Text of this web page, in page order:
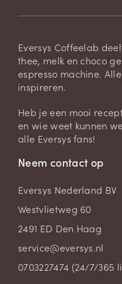
Eversys Coffeelab
thee, melk en choco
espresso machine.
inspireren.
Heb je een mooi
en wie weet kunnen
alle Eversys fans!
Neem contact op
Eversys Nederland BV
Westvlietweg 60
2491 ED Den Haag
service@eversys.nl
0703227474 (24/7/